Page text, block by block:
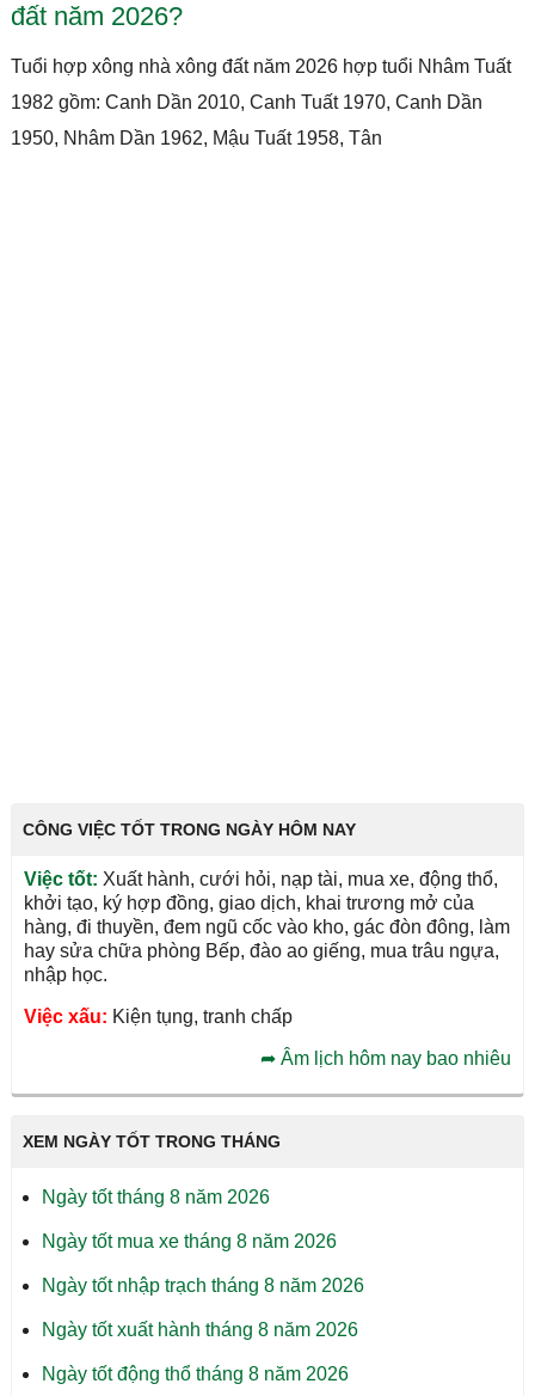
đất năm 2026?
Tuổi hợp xông nhà xông đất năm 2026 hợp tuổi Nhâm Tuất
1982 gồm: Canh Dần 2010, Canh Tuất 1970, Canh Dần
1950, Nhâm Dần 1962, Mậu Tuất 1958, Tân
CÔNG VIỆC TỐT TRONG NGÀY HÔM NAY
Việc tốt: Xuất hành, cưới hỏi, nạp tài, mua xe, động thổ,
khởi tạo, ký hợp đồng, giao dịch, khai trương mở của
hàng, đi thuyền, đem ngũ cốc vào kho, gác đòn đông, làm
hay sửa chữa phòng Bếp, đào ao giếng, mua trâu ngựa,
nhập học.
Việc xấu: Kiện tụng, tranh chấp
➦Âm lịch hôm nay bao nhiêu
XEM NGÀY TỐT TRONG THÁNG
Ngày tốt tháng 8 năm 2026
Ngày tốt mua xe tháng 8 năm 2026
Ngày tốt nhập trạch tháng 8 năm 2026
Ngày tốt xuất hành tháng 8 năm 2026
Ngày tốt động thổ tháng 8 năm 2026